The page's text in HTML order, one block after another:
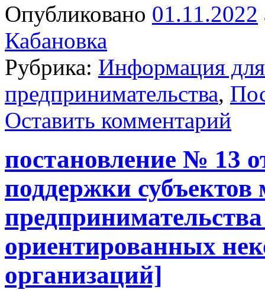
Опубликовано 01.11.2022
Кабановка
Рубрика: Информация
предпринимательства,
Оставить комментарий
постановление № 13
поддержки субъектов
ориентированных
организаций]